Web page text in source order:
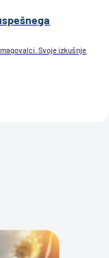
Svoje izkušnje